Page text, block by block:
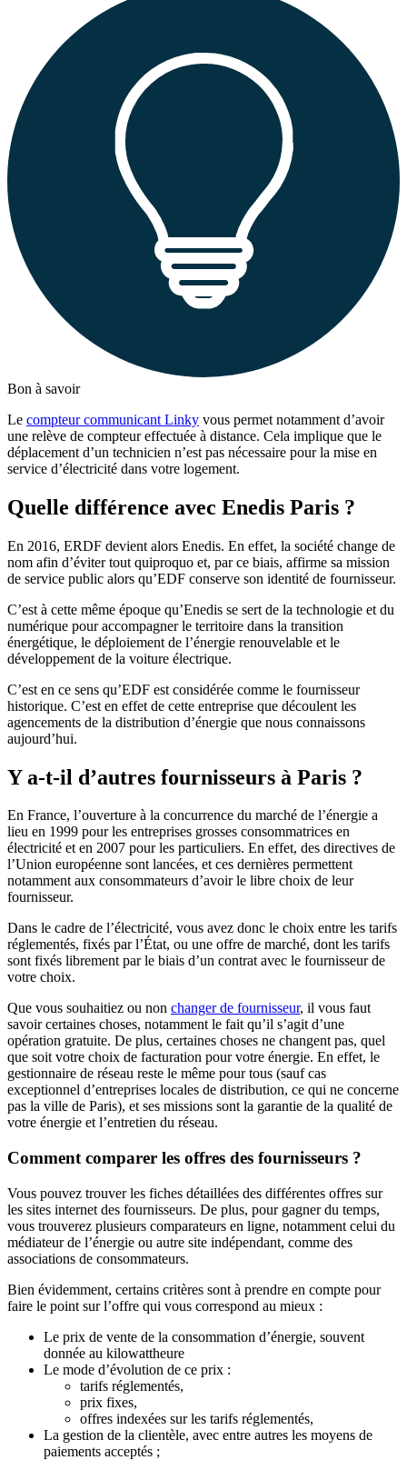
Bon à savoir
Le compteur communicant Linky vous permet notamment d’avoir
une relève de compteur effectuée à distance. Cela implique que le
déplacement d’un technicien n’est pas nécessaire pour la mise en
service d’électricité dans votre logement.
Quelle différence avec Enedis Paris ?
En 2016, ERDF devient alors Enedis. En effet, la société change de
nom afin d’éviter tout quiproquo et, par ce biais, affirme sa mission
de service public alors qu’EDF conserve son identité de fournisseur.
C’est à cette même époque qu’Enedis se sert de la technologie et du
numérique pour accompagner le territoire dans la transition
énergétique, le déploiement de l’énergie renouvelable et le
développement de la voiture électrique.
C’est en ce sens qu’EDF est considérée comme le fournisseur
historique. C’est en effet de cette entreprise que découlent les
agencements de la distribution d’énergie que nous connaissons
aujourd’hui.
Y a-t-il d’autres fournisseurs à Paris ?
En France, l’ouverture à la concurrence du marché de l’énergie a
lieu en 1999 pour les entreprises grosses consommatrices en
électricité et en 2007 pour les particuliers. En effet, des directives de
l’Union européenne sont lancées, et ces dernières permettent
notamment aux consommateurs d’avoir le libre choix de leur
fournisseur.
Dans le cadre de l’électricité, vous avez donc le choix entre les tarifs
réglementés, fixés par l’État, ou une offre de marché, dont les tarifs
sont fixés librement par le biais d’un contrat avec le fournisseur de
votre choix.
Que vous souhaitiez ou non changer de fournisseur, il vous faut
savoir certaines choses, notamment le fait qu’il s’agit d’une
opération gratuite. De plus, certaines choses ne changent pas, quel
que soit votre choix de facturation pour votre énergie. En effet, le
gestionnaire de réseau reste le même pour tous (sauf cas
exceptionnel d’entreprises locales de distribution, ce qui ne concerne
pas la ville de Paris), et ses missions sont la garantie de la qualité de
votre énergie et l’entretien du réseau.
Comment comparer les offres des fournisseurs ?
Vous pouvez trouver les fiches détaillées des différentes offres sur
les sites internet des fournisseurs. De plus, pour gagner du temps,
vous trouverez plusieurs comparateurs en ligne, notamment celui du
médiateur de l’énergie ou autre site indépendant, comme des
associations de consommateurs.
Bien évidemment, certains critères sont à prendre en compte pour
faire le point sur l’offre qui vous correspond au mieux :
Le prix de vente de la consommation d’énergie, souvent
donnée au kilowattheure
Le mode d’évolution de ce prix :
tarifs réglementés,
prix fixes,
offres indexées sur les tarifs réglementés,
La gestion de la clientèle, avec entre autres les moyens de
paiements acceptés ;